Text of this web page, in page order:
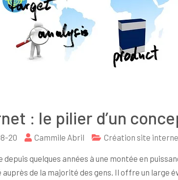
: le pilier d’un
20 Cammile Abril Création site
depuis quelques années à une montée en
auprès de la majorité des gens. Il offre un large